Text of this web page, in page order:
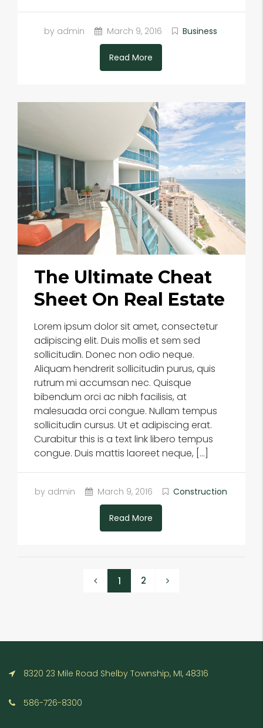
by admin March 9, 2016 Business
Read More
The Ultimate Cheat
Sheet On Real Estate
Lorem ipsum dolor sit amet, consectetur
adipiscing elit. Duis mollis et sem sed
sollicitudin. Donec non odio neque.
Aliquam hendrerit sollicitudin purus, quis
rutrum mi accumsan nec. Quisque
bibendum orci ac nibh facilisis, at
malesuada orci congue. Nullam tempus
sollicitudin cursus. Ut et adipiscing erat.
Curabitur this is a text link libero tempus
congue. Duis mattis laoreet neque, […]
by admin March 9, 2016 Construction
Read More
1 2
8320 23 Mile Road Shelby Township, MI, 48316
586-726-8300